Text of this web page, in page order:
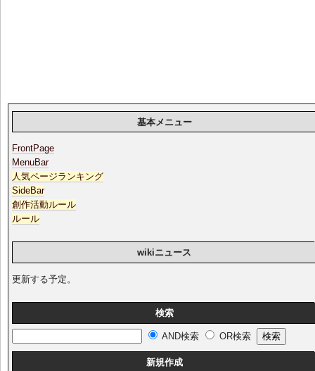
基本メニュー
FrontPage
MenuBar
人気ページランキング
SideBar
創作活動ルール
ルール
wikiニュース
更新する予定。
検索
AND検索 OR検索
新規作成